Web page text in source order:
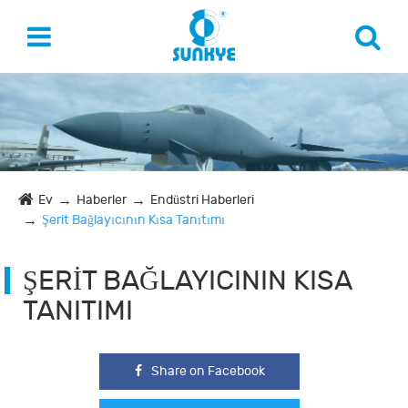
Ev Haberler
Endüstri Haberleri
Şerit Bağlayıcının Kısa Tanıtımı
ŞERIT BAĞLAYICININ KISA
TANITIMI
Share on Facebook